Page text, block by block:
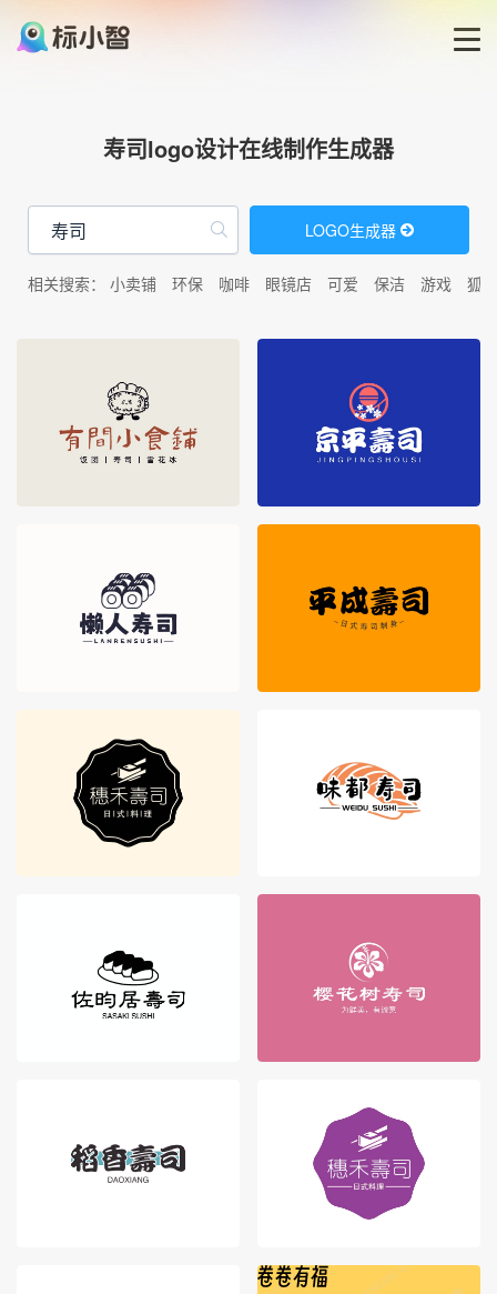
LOGO模板
寿司logo设计在线制作生成器
LOGO生成器
相关搜索： 小卖铺 环保 咖啡 眼镜店 可爱 保洁 游戏 狐狸